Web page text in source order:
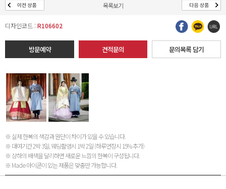
목록보기
디자인코드 : R106602
방문예약 견적문의 문의목록 담기
※ 실제 한복의 색감과 원단이 차이가 있을 수 있습니다.
※ 대여기간 2박 3일, 웨딩촬영시 1박 2일 (하루연장시 15% 추가)
※ 상하의 배색을 달리하면 새로운 느낌의 한복이 구성됩니다.
※ Made 아이콘이 있는 제품은 맞춤만 가능합니다.